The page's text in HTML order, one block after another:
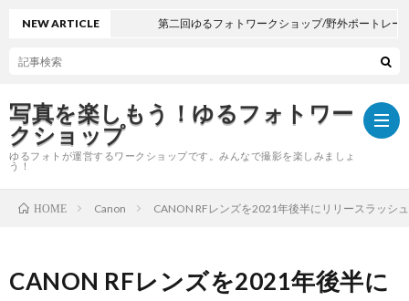
写真を楽しもう！ゆるフォトワー
クショップ
ゆるフォトが運営するワークショップです。みんなで撮影を楽しみましょ
う！
NEW ARTICLE 第二回ゆるフォトワークショップ/野外ポートレート
HOME Canon CANON RFレンズを2021年後半にリリースラッシ
CANON RFレンズを2021年後半に